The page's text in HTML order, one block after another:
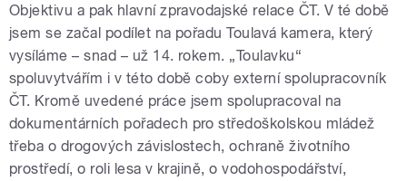
Objektivu a pak hlavní zpravodajské relace ČT. V té době
jsem se začal podílet na pořadu Toulavá kamera, který
vysíláme – snad – už 14. rokem. „Toulavku“
spoluvytvářím i v této době coby externí spolupracovník
ČT. Kromě uvedené práce jsem spolupracoval na
dokumentárních pořadech pro středoškolskou mládež
třeba o drogových závislostech, ochraně životního
prostředí, o roli lesa v krajině, o vodohospodářství,